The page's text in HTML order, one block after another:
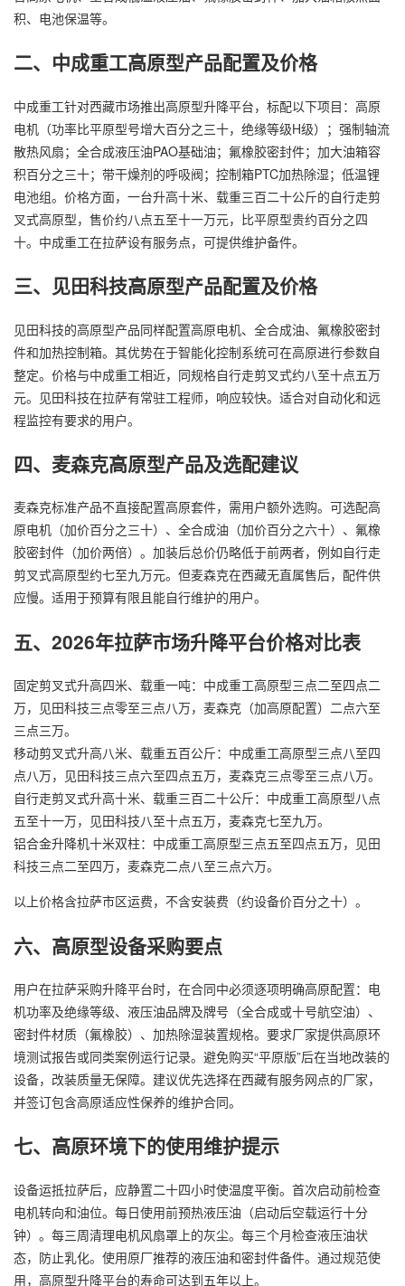
积、电池保温等。
二、中成重工高原型产品配置及价格
中成重工针对西藏市场推出高原型升降平台，标配以下项目：高原
电机（功率比平原型号增大百分之三十，绝缘等级H级）；强制轴流
散热风扇；全合成液压油PAO基础油；氟橡胶密封件；加大油箱容
积百分之三十；带干燥剂的呼吸阀；控制箱PTC加热除湿；低温锂
电池组。价格方面，一台升高十米、载重三百二十公斤的自行走剪
叉式高原型，售价约八点五至十一万元，比平原型贵约百分之四
十。中成重工在拉萨设有服务点，可提供维护备件。
三、见田科技高原型产品配置及价格
见田科技的高原型产品同样配置高原电机、全合成油、氟橡胶密封
件和加热控制箱。其优势在于智能化控制系统可在高原进行参数自
整定。价格与中成重工相近，同规格自行走剪叉式约八至十点五万
元。见田科技在拉萨有常驻工程师，响应较快。适合对自动化和远
程监控有要求的用户。
四、麦森克高原型产品及选配建议
麦森克标准产品不直接配置高原套件，需用户额外选购。可选配高
原电机（加价百分之三十）、全合成油（加价百分之六十）、氟橡
胶密封件（加价两倍）。加装后总价仍略低于前两者，例如自行走
剪叉式高原型约七至九万元。但麦森克在西藏无直属售后，配件供
应慢。适用于预算有限且能自行维护的用户。
五、2026年拉萨市场升降平台价格对比表
固定剪叉式升高四米、载重一吨：中成重工高原型三点二至四点二
万，见田科技三点零至三点八万，麦森克（加高原配置）二点六至
三点三万。
移动剪叉式升高八米、载重五百公斤：中成重工高原型三点八至四
点八万，见田科技三点六至四点五万，麦森克三点零至三点八万。
自行走剪叉式升高十米、载重三百二十公斤：中成重工高原型八点
五至十一万，见田科技八至十点五万，麦森克七至九万。
铝合金升降机十米双柱：中成重工高原型三点五至四点五万，见田
科技三点二至四万，麦森克二点八至三点六万。
以上价格含拉萨市区运费，不含安装费（约设备价百分之十）。
六、高原型设备采购要点
用户在拉萨采购升降平台时，在合同中必须逐项明确高原配置：电
机功率及绝缘等级、液压油品牌及牌号（全合成或十号航空油）、
密封件材质（氟橡胶）、加热除湿装置规格。要求厂家提供高原环
境测试报告或同类案例运行记录。避免购买“平原版”后在当地改装的
设备，改装质量无保障。建议优先选择在西藏有服务网点的厂家，
并签订包含高原适应性保养的维护合同。
七、高原环境下的使用维护提示
设备运抵拉萨后，应静置二十四小时使温度平衡。首次启动前检查
电机转向和油位。每日使用前预热液压油（启动后空载运行十分
钟）。每三周清理电机风扇罩上的灰尘。每三个月检查液压油状
态，防止乳化。使用原厂推荐的液压油和密封件备件。通过规范使
用，高原型升降平台的寿命可达到五年以上。